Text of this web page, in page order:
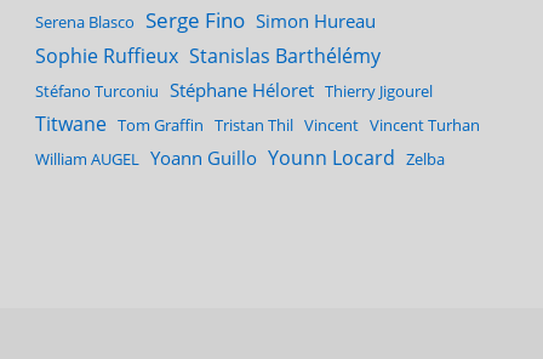
Serena Blasco Serge Fino Simon Hureau
Sophie Ruffieux Stanislas Barthélémy
Stéfano Turconiu Stéphane Héloret Thierry Jigourel
Titwane Tom Graffin Tristan Thil Vincent Vincent Turhan
William AUGEL Yoann Guillo Younn Locard Zelba